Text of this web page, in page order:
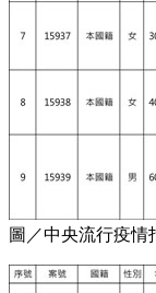
圖／中央流行疫情